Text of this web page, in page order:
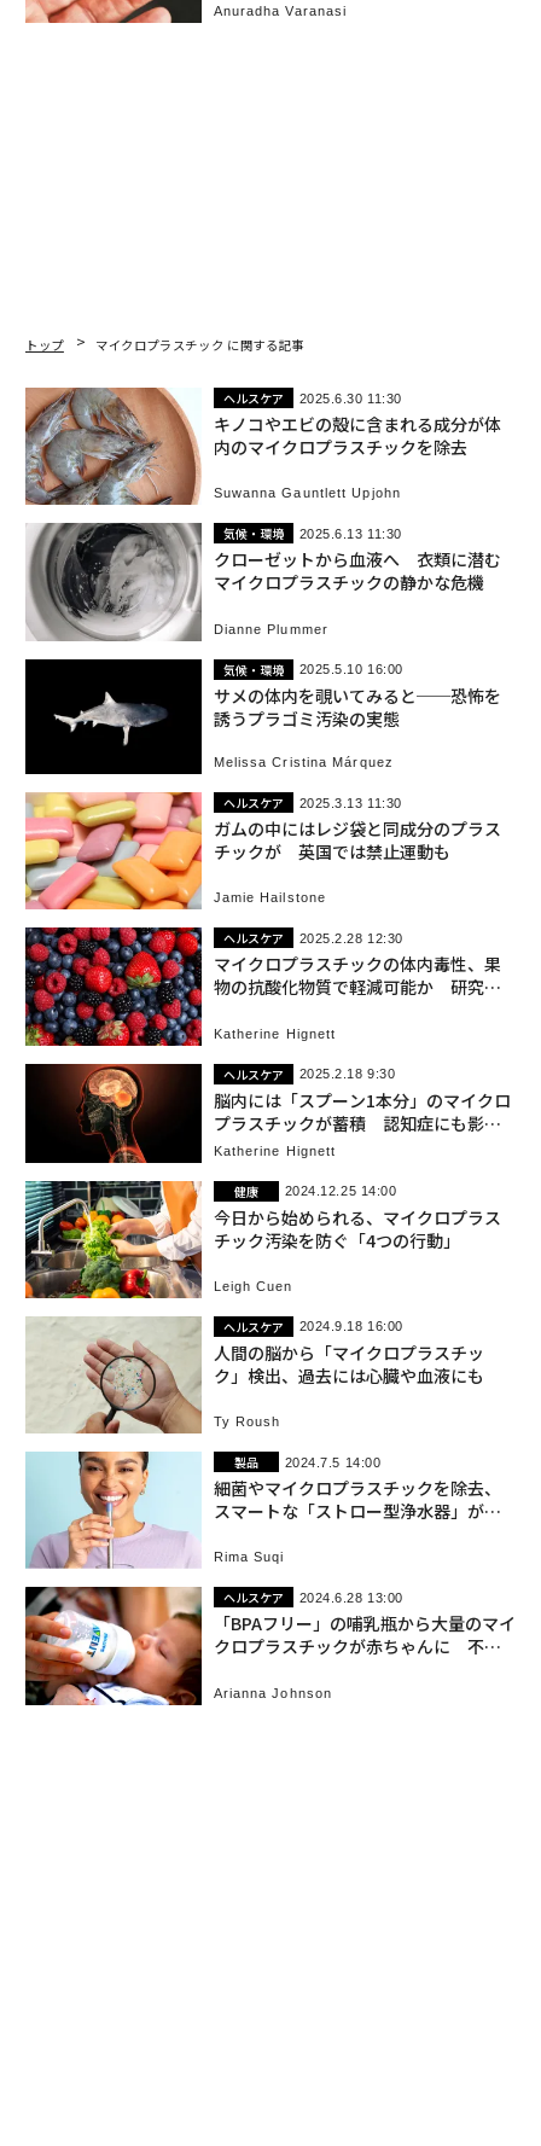
Anuradha Varanasi
トップ マイクロプラスチック に関する記事
ヘルスケア 2025.6.30 11:30
キノコやエビの殻に含まれる成分が体
内のマイクロプラスチックを除去
Suwanna Gauntlett Upjohn
気候・環境 2025.6.13 11:30
クローゼットから血液へ 衣類に潜む
マイクロプラスチックの静かな危機
Dianne Plummer
気候・環境 2025.5.10 16:00
サメの体内を覗いてみると──恐怖を
誘うプラゴミ汚染の実態
Melissa Cristina Márquez
ヘルスケア 2025.3.13 11:30
ガムの中にはレジ袋と同成分のプラス
チックが 英国では禁止運動も
Jamie Hailstone
ヘルスケア 2025.2.28 12:30
マイクロプラスチックの体内毒性、果
物の抗酸化物質で軽減可能か 研究結
Katherine Hignett
ヘルスケア 2025.2.18 9:30
脳内には「スプーン1本分」のマイクロ
プラスチックが蓄積 認知症にも影響
か
Katherine Hignett
健康 2024.12.25 14:00
今日から始められる、マイクロプラス
チック汚染を防ぐ「4つの行動」
Leigh Cuen
ヘルスケア 2024.9.18 16:00
人間の脳から「マイクロプラスチッ
ク」検出、過去には心臓や血液にも
Ty Roush
製品 2024.7.5 14:00
細菌やマイクロプラスチックを除去、
スマートな「ストロー型浄水器」が成
Rima Suqi
ヘルスケア 2024.6.28 13:00
「BPAフリー」の哺乳瓶から大量のマイ
クロプラスチックが赤ちゃんに 不当
Arianna Johnson